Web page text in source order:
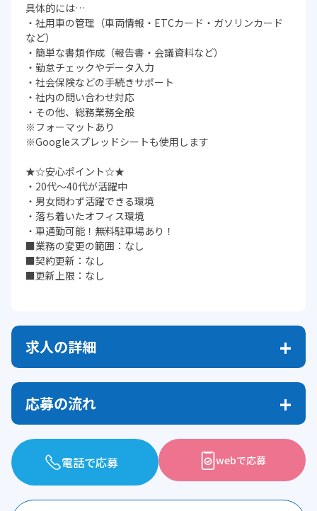
具体的には…
・社用車の管理（車両情報・ETCカード・ガソリンカード
など）
・簡単な書類作成（報告書・会議資料など）
・勤怠チェックやデータ入力
・社会保険などの手続きサポート
・社内の問い合わせ対応
・その他、総務業務全般
※フォーマットあり
※Googleスプレッドシートも使用します
★☆安心ポイント☆★
・20代～40代が活躍中
・男女問わず活躍できる環境
・落ち着いたオフィス環境
・車通勤可能！無料駐車場あり！
■業務の変更の範囲：なし
■契約更新：なし
■更新上限：なし
求人の詳細
応募の流れ
電話で応募 webで応募